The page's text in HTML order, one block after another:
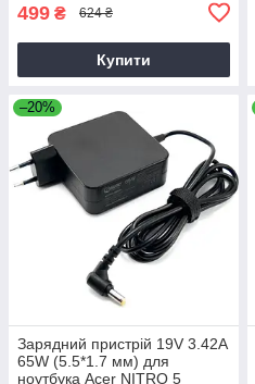
499 ₴ 624 ₴
Купити
–20%
Зарядний пристрій 19V 3.42A
65W (5.5*1.7 мм) для
ноутбука Acer NITRO 5